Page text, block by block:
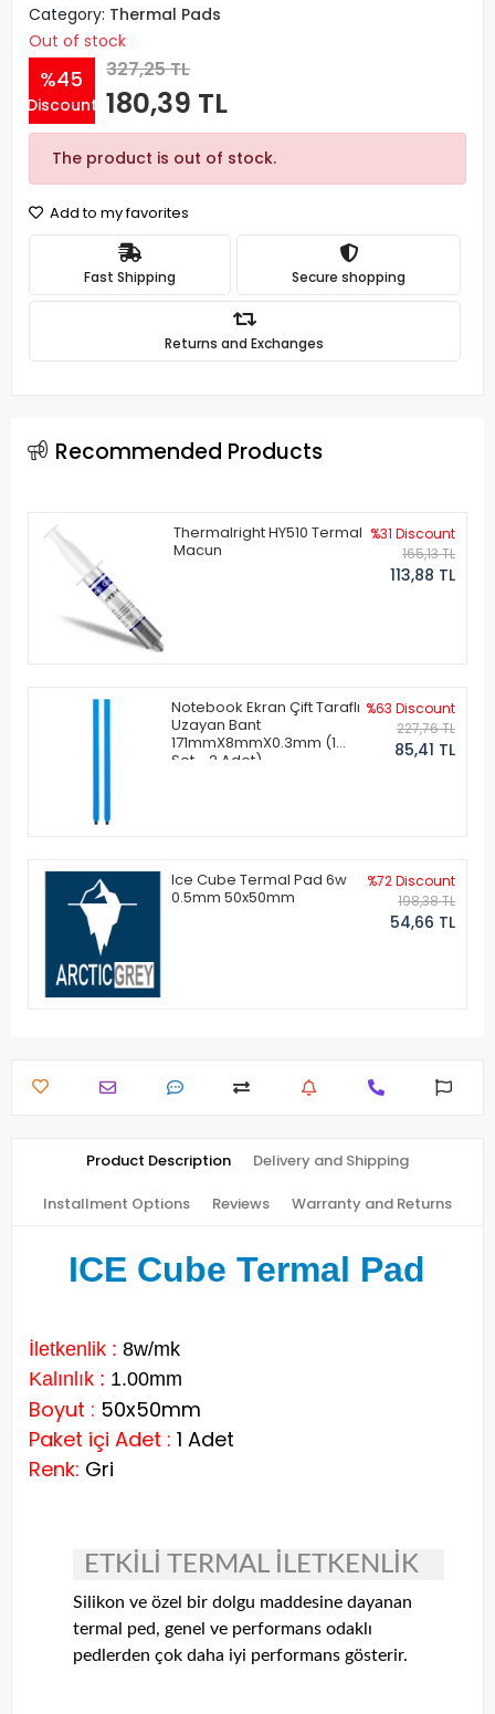
Category: Thermal Pads
Out of stock
%45
Discount
327,25 TL
180,39 TL
The product is out of stock.
Add to my favorites
Fast Shipping Secure shopping
Returns and Exchanges
Recommended Products
Thermalright HY510 Termal
Macun
%31 Discount
165,13 TL
113,88 TL
Notebook Ekran Çift Taraflı
Uzayan Bant
171mmX8mmX0.3mm (1
Set - 2 Adet)
%63 Discount
227,76 TL
85,41 TL
Ice Cube Termal Pad 6w
0.5mm 50x50mm
%72 Discount
198,38 TL
54,66 TL
Product Description Delivery and Shipping
Installment Options Reviews Warranty and Returns
ICE Cube Termal Pad
İletkenlik : 8w/mk
Kalınlık : 1.00mm
Boyut : 50x50mm
Paket içi Adet : 1 Adet
Renk: Gri
ETKİLİ TERMAL İLETKENLİK
Silikon ve özel bir dolgu maddesine dayanan
termal ped, genel ve performans odaklı
pedlerden çok daha iyi performans gösterir.